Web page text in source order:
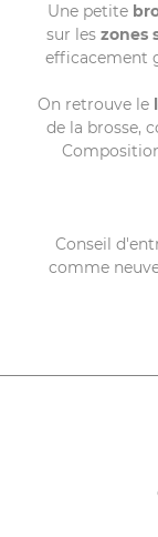
Une petite
sur leszones
efficacement
On retrouve le
de la brosse,
Conseil
comme